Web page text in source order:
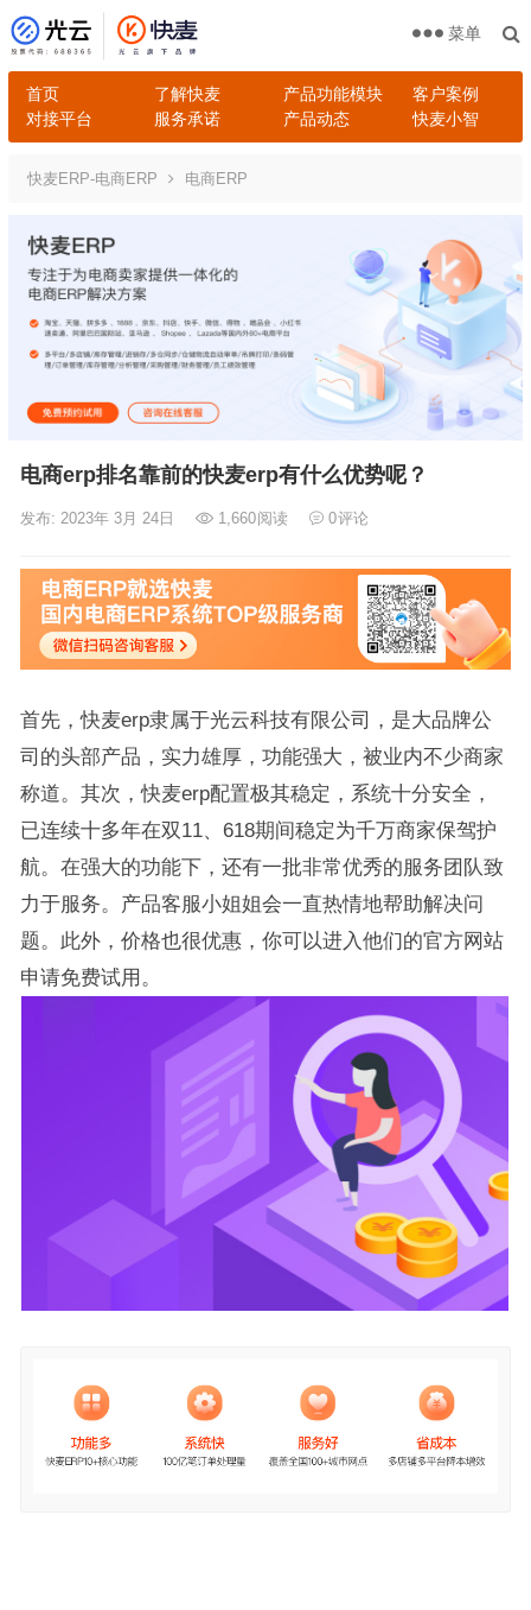
首页 了解快麦 产品功能模块
客户案例
对接平台
服务承诺 产品动态 快麦小智
菜单
快麦ERP-电商ERP 电商ERP
电商erp排名靠前的快麦erp有什么优势呢？
发布: 2023年 3月 24日 1,660阅读 0评论
首先，快麦erp隶属于光云科技有限公司，是大品牌公
司的头部产品，实力雄厚，功能强大，被业内不少商家
称道。其次，快麦erp配置极其稳定，系统十分安全，
已连续十多年在双11、618期间稳定为千万商家保驾护
航。在强大的功能下，还有一批非常优秀的服务团队致
力于服务。产品客服小姐姐会一直热情地帮助解决问
题。此外，价格也很优惠，你可以进入他们的官方网站
申请免费试用。